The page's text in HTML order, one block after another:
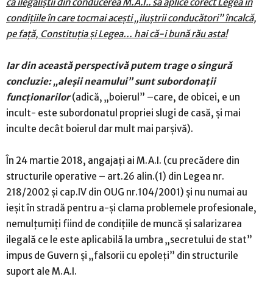
condițiile în care tocmai acești „iluștrii conducători” încalcă,
pe față, Constituția și Legea… hai că-i bună rău asta!
Iar din această perspectivă putem trage o singură
concluzie: „aleșii neamului” sunt subordonații
funcționarilor(adică, „boierul” –care, de obicei, e un
incult- este subordonatul propriei slugi de casă, și mai
inculte decât boierul dar mult mai parșivă).
În 24 martie 2018, angajați ai M.A.I. (cu precădere din
structurile operative – art.26 alin.(1) din Legea nr.
218/2002 și cap.IV din OUG nr.104/2001) și nu numai au
ieșit în stradă pentru a-și clama problemele profesionale,
nemulțumiți fiind de condițiile de muncă și salarizarea
ilegală ce le este aplicabilă la umbra „secretului de stat”
impus de Guvern și „falsorii cu epoleți” din structurile
suport ale M.A.I.